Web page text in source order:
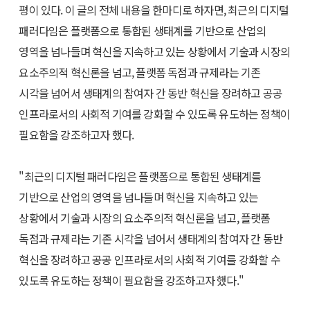
평이 있다. 이 글의 전체 내용을 한마디로 하자면, 최근의 디지털
패러다임은 플랫폼으로 통합된 생태계를 기반으로 산업의
영역을 넘나들며 혁신을 지속하고 있는 상황에서 기술과 시장의
요소주의적 혁신론을 넘고, 플랫폼 독점과 규제라는 기존
시각을 넘어서 생태계의 참여자 간 동반 혁신을 장려하고 공공
인프라로서의 사회적 기여를 강화할 수 있도록 유도하는 정책이
필요함을 강조하고자 했다.
"최근의 디지털 패러다임은 플랫폼으로 통합된 생태계를
기반으로 산업의 영역을 넘나들며 혁신을 지속하고 있는
상황에서 기술과 시장의 요소주의적 혁신론을 넘고, 플랫폼
독점과 규제라는 기존 시각을 넘어서 생태계의 참여자 간 동반
혁신을 장려하고 공공 인프라로서의 사회적 기여를 강화할 수
있도록 유도하는 정책이 필요함을 강조하고자 했다."